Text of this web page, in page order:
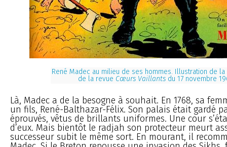
René Madec au milieu de ses hommes. Illustration de
de la revue Cœurs Vaillants du 17 novembre
Là, Madec a de la besogne à souhait. En 1768, sa
un fils, René-Balthazar-Félix. Son palais était gardé
éprouvés, vêtus de brillants uniformes. Une cour
d’eux. Mais bientôt le radjah son protecteur meurt
successeur subit le même sort. En mourant, il